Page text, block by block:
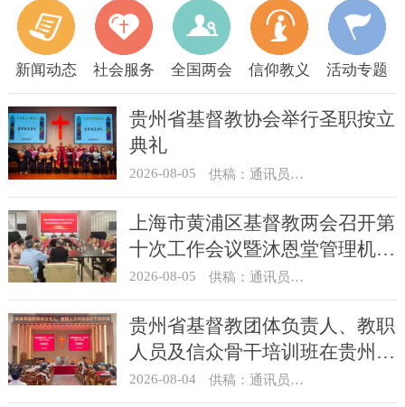
新闻动态 社会服务 全国两会 信仰教义 活动专题
贵州省基督教协会举行圣职按立
典礼
2026-08-05 供稿：通讯员 杨菁
上海市黄浦区基督教两会召开第
十次工作会议暨沐恩堂管理机构
七月份联席会议
2026-08-05 供稿：通讯员 景健美
贵州省基督教团体负责人、教职
人员及信众骨干培训班在贵州圣
经学校举办
2026-08-04 供稿：通讯员 杨菁